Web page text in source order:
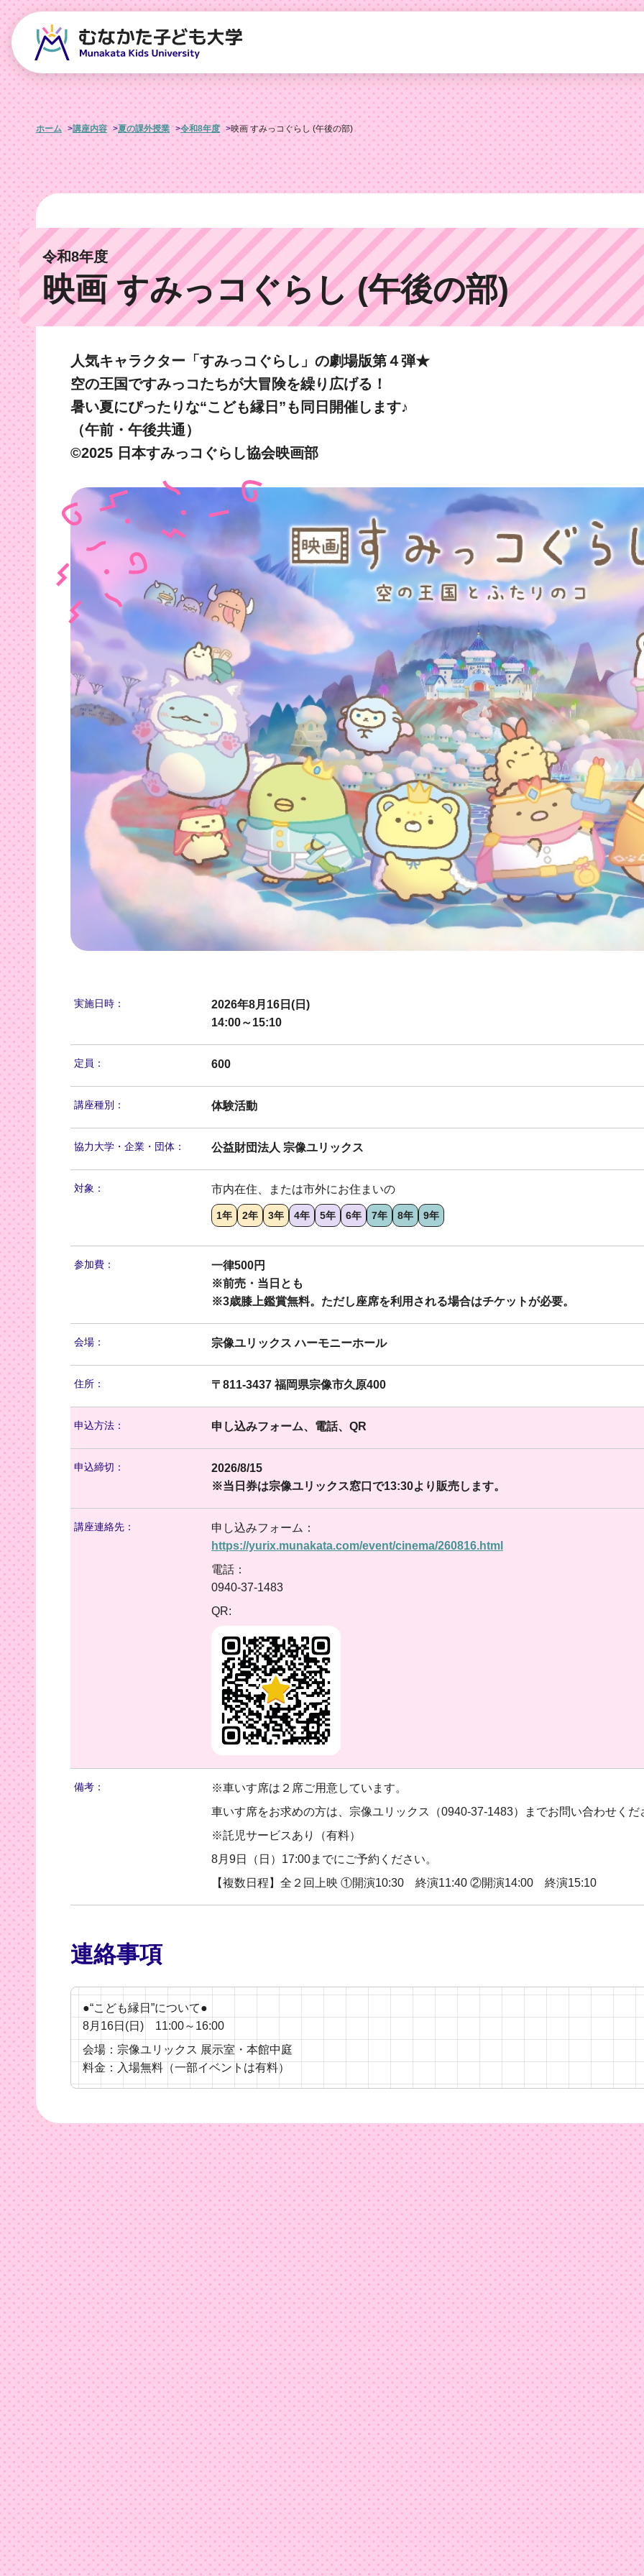
ホーム 講座内容 夏の課外授業 令和8年度 映画 すみっコぐらし (午後の部)
令和8年度
映画 すみっコぐらし (午後の部)
人気キャラクター「すみっコぐらし」の劇場版第４弾★
空の王国ですみっコたちが大冒険を繰り広げる！
暑い夏にぴったりな“こども縁日”も同日開催します♪
（午前・午後共通）
©2025 日本すみっコぐらし協会映画部
実施日時：
2026年8月16日(日)
14:00～15:10
定員： 600
講座種別： 体験活動
協力大学・ 企業・団体： 公益財団法人 宗像ユリックス
対象： 市内在住、または市外にお住まいの
1年 2年 3年 4年 5年 6年 7年 8年 9年
参加費：
一律500円
※前売・当日とも
※3歳膝上鑑賞無料。ただし座席を利用される場合はチケットが必要。
会場： 宗像ユリックス ハーモニーホール
住所： 〒811-3437 福岡県宗像市久原400
申込方法： 申し込みフォーム、電話、QR
申込締切：
2026/8/15
※当日券は宗像ユリックス窓口で13:30より販売します。
講座連絡先：
申し込みフォーム：
https://yurix.munakata.com/event/cinema/260816.html
電話：
0940-37-1483
QR:
備考：
※車いす席は２席ご用意しています。
車いす席をお求めの方は、宗像ユリックス（0940-37-1483）までお問い合わせくだ
※託児サービスあり（有料）
8月9日（日）17:00までにご予約ください。
【複数日程】全２回上映 ①開演10:30 終演11:40 ②開演14:00 終演15:10
連絡事項
●“こども縁日”について●
8月16日(日) 11:00～16:00
会場：宗像ユリックス 展示室・本館中庭
料金：入場無料（一部イベントは有料）